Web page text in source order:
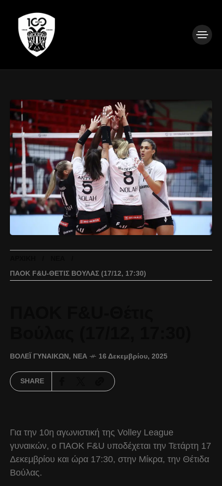
ΠΑΟΚ F&U-ΘΈΤΙΣ ΒΟΎΛΑΣ (17/12, 17:30)
ΒΌΛΕΪ ΓΥΝΑΙΚΏΝ, ΝΈΑ 16 Δεκεμβρίου, 2025
SHARE
Για την 10η αγωνιστική της Volley League
γυναικών, ο ΠΑΟΚ F&U υποδέχεται την Τετάρτη 17
Δεκεμβρίου και ώρα 17:30, στην Μίκρα, την Θέτιδα
Βούλας.